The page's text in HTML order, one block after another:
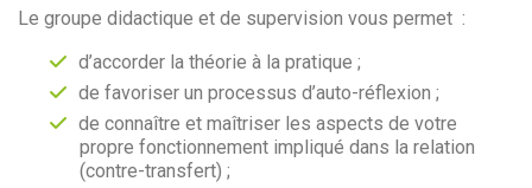
Le groupe didactique et de supervision vous permet :
d’accorder la théorie à la pratique ;
de favoriser un processus d’auto-réflexion ;
de connaître et maîtriser les aspects de votre
propre fonctionnement impliqué dans la relation
(contre-transfert) ;